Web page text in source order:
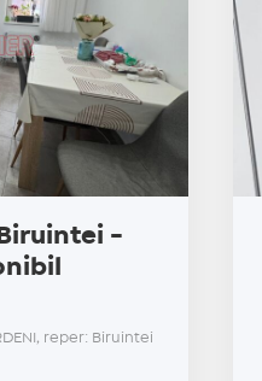
-
reper: Biruintei